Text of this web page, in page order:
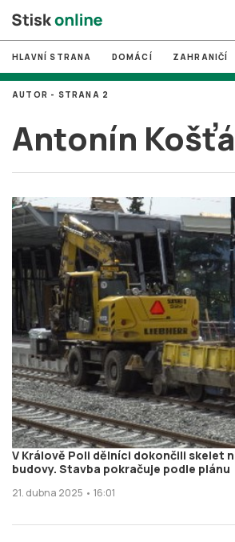
# MUNI
# Brno
# volby
login PŘIHLÁSIT SE
Zapomněli jste heslo?
Založit nový účet
HLAVNÍ STRANA DOMÁCÍ ZAHRANIČÍ
Antonín
AUTOR - STRANA 2
V Králově Poli dělníci dokončili skelet
budovy. Stavba pokračuje podle plánu
21. dubna 2025 • 16:01